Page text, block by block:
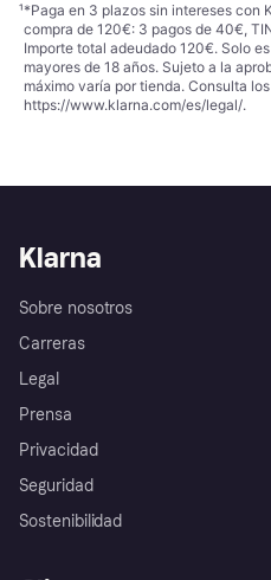
¹*Paga en 3 plazos sin intereses con
compra de 120€: 3 pagos de 40€,
Importe total adeudado 120€. Solo
mayores de 18 años. Sujeto a la
máximo varía por tienda. Consulta
https://www.klarna.com/es/legal/.
Klarna
Sobre nosotros
Carreras
Legal
Prensa
Privacidad
Seguridad
Sostenibilidad